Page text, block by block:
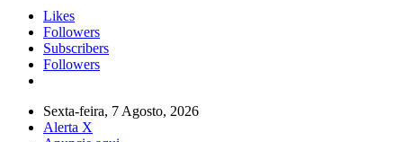
Likes
Followers
Subscribers
Followers
Sexta-feira, 7 Agosto, 2026
Alerta X